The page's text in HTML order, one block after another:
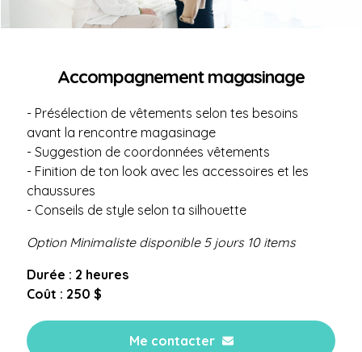
Accompagnement magasinage
- Présélection de vêtements selon tes besoins
avant la rencontre magasinage
- Suggestion de coordonnées vêtements
- Finition de ton look avec les accessoires et les
chaussures
- Conseils de style selon ta silhouette
Option Minimaliste disponible 5 jours 10 items
Durée : 2 heures
Coût : 250 $
Me contacter